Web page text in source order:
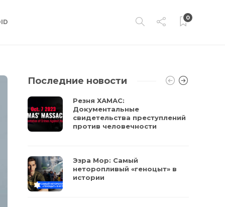
0
Последние новости
Резня ХАМАС:
Документальные
свидетельства преступлений
против человечности
Эзра Мор: Самый
неторопливый «геноцыт» в
истории